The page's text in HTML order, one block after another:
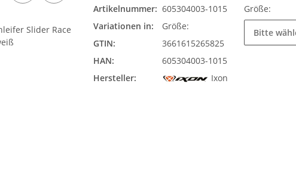
Artikelnummer: 605304003-1015
Variationen in:
Größe:
GTIN:
3661615265825
HAN:
605304003-1015
Hersteller:
Ixon
Größe:
Bitte